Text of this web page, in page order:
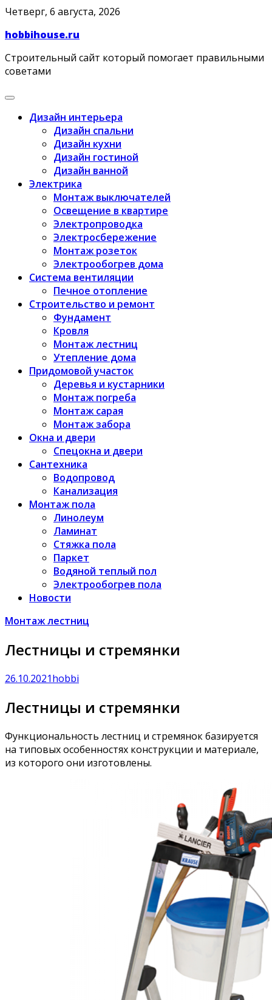
Skip
content
Четверг, 6 августа, 2026
hobbihouse.ru
Строительный сайт который помогает правильными
советами
Дизайн интерьера
Дизайн спальни
Дизайн кухни
Дизайн гостиной
Дизайн ванной
Электрика
Монтаж выключателей
Освещение в квартире
Электропроводка
Электросбережение
Монтаж розеток
Электрообогрев дома
Система вентиляции
Печное отопление
Строительство и ремонт
Фундамент
Кровля
Монтаж лестниц
Утепление дома
Придомовой участок
Деревья и кустарники
Монтаж погреба
Монтаж сарая
Монтаж забора
Окна и двери
Спецокна и двери
Сантехника
Водопровод
Канализация
Монтаж пола
Линолеум
Ламинат
Стяжка пола
Паркет
Водяной теплый пол
Электрообогрев пола
Новости
Монтаж лестниц
Лестницы и стремянки
26.10.2021hobbi
Лестницы и стремянки
Функциональность лестниц и стремянок базируется
на типовых особенностях конструкции и материале,
из которого они изготовлены.